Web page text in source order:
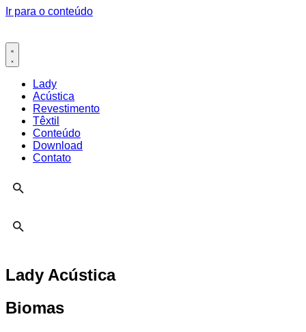
Ir para o conteúdo
Lady
Acústica
Revestimento
Têxtil
Conteúdo
Download
Contato
Lady Acústica
Biomas